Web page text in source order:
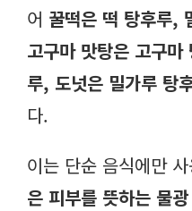
어 꿀떡은 떡 탕후루,
고구마 맛탕은 고구
루, 도넛은 밀가루 탕
다.
이는 단순 음식에만
은 피부를 뜻하는 물